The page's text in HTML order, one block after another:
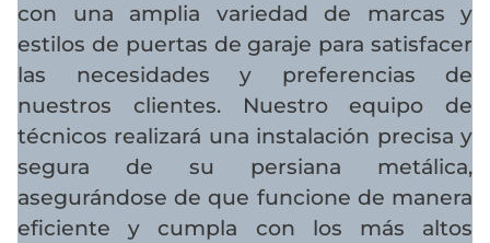
con una amplia variedad de marcas y
estilos de puertas de garaje para satisfacer
las necesidades y preferencias de
nuestros clientes. Nuestro equipo de
técnicos realizará una instalación precisa y
segura de su persiana metálica,
asegurándose de que funcione de manera
eficiente y cumpla con los más altos